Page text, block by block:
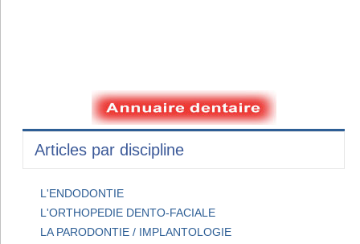
Articles par discipline
L'ENDODONTIE
L'ORTHOPEDIE DENTO-FACIALE
LA PARODONTIE / IMPLANTOLOGIE